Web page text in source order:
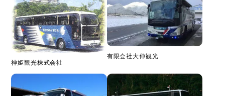
神姫観光株式会社
有限会社大伸観光